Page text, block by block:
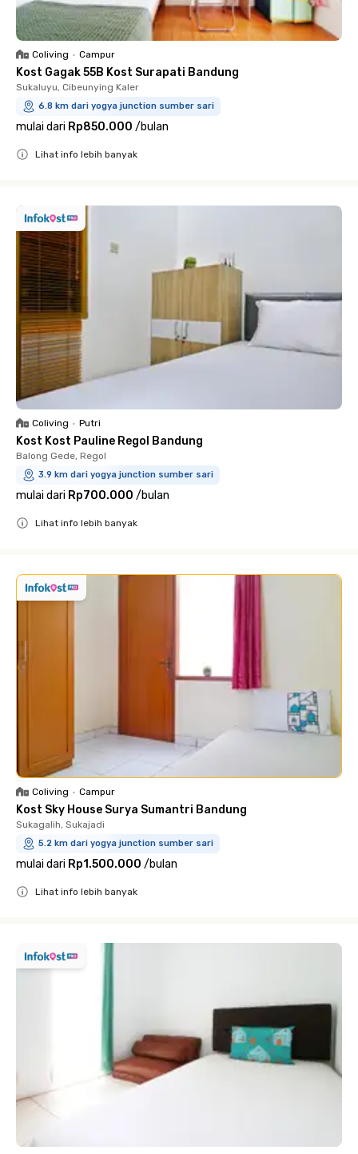
Coliving • Campur
Kost Gagak 55B Kost Surapati Bandung
Sukaluyu, Cibeunying Kaler
6.8 km dari yogya junction sumber sari
mulai dari Rp850.000 /bulan
Lihat info lebih banyak
Coliving • Putri
Kost Kost Pauline Regol Bandung
Balong Gede, Regol
3.9 km dari yogya junction sumber sari
mulai dari Rp700.000 /bulan
Lihat info lebih banyak
Coliving • Campur
Kost Sky House Surya Sumantri Bandung
Sukagalih, Sukajadi
5.2 km dari yogya junction sumber sari
mulai dari Rp1.500.000 /bulan
Lihat info lebih banyak